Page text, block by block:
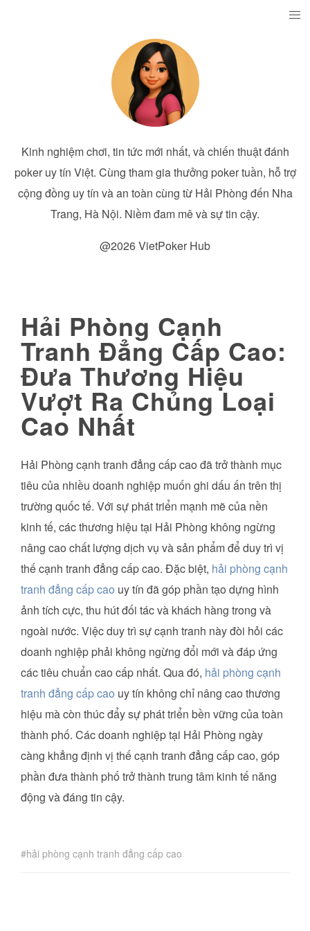
Kinh nghiệm chơi, tin tức mới nhất, và chiến thuật đánh
poker uy tín Việt. Cùng tham gia thưởng poker tuần, hỗ trợ
cộng đồng uy tín và an toàn cùng từ Hải Phòng đến Nha
Trang, Hà Nội. Niềm đam mê và sự tin cậy.
@2026 VietPoker Hub
Hải Phòng Cạnh
Tranh Đẳng Cấp Cao:
Đưa Thương Hiệu
Vượt Ra Chủng Loại
Cao Nhất
Hải Phòng cạnh tranh đẳng cấp cao đã trở thành mục
tiêu của nhiều doanh nghiệp muốn ghi dấu ấn trên thị
trường quốc tế. Với sự phát triển mạnh mẽ của nền
kinh tế, các thương hiệu tại Hải Phòng không ngừng
nâng cao chất lượng dịch vụ và sản phẩm để duy trì vị
thế cạnh tranh đẳng cấp cao. Đặc biệt, hải phòng cạnh
tranh đẳng cấp cao uy tín đã góp phần tạo dựng hình
ảnh tích cực, thu hút đối tác và khách hàng trong và
ngoài nước. Việc duy trì sự cạnh tranh này đòi hỏi các
doanh nghiệp phải không ngừng đổi mới và đáp ứng
các tiêu chuẩn cao cấp nhất. Qua đó, hải phòng cạnh
tranh đẳng cấp cao uy tín không chỉ nâng cao thương
hiệu mà còn thúc đẩy sự phát triển bền vững của toàn
thành phố. Các doanh nghiệp tại Hải Phòng ngày
càng khẳng định vị thế cạnh tranh đẳng cấp cao, góp
phần đưa thành phố trở thành trung tâm kinh tế năng
động và đáng tin cậy.
hải phòng cạnh tranh đẳng cấp cao